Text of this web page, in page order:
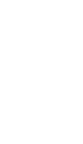
gửi, cho thuê thiết bị hệ